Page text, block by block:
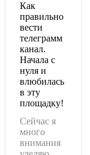
Как
правильно
вести
телеграмм
канал.
Начала с
нуля и
влюбилась
в эту
площадку!
Сейчас я
много
внимания